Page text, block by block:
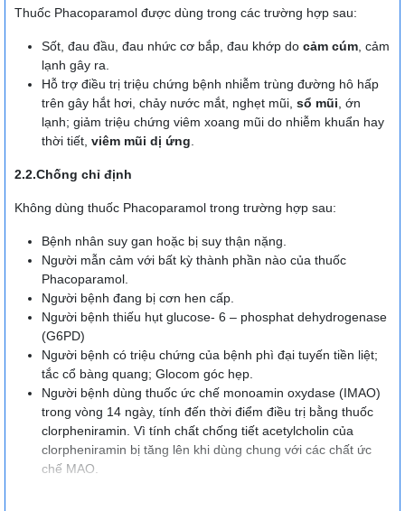
Thuốc Phacoparamol được dùng trong các trường hợp sau:
Sốt, đau đầu, đau nhức cơ bắp, đau khớp do cảm cúm, cảm
lạnh gây ra.
Hỗ trợ điều trị triệu chứng bệnh nhiễm trùng đường hô hấp
trên gây hắt hơi, chảy nước mắt, nghẹt mũi, sổ mũi, ớn
lạnh; giảm triệu chứng viêm xoang mũi do nhiễm khuẩn hay
thời tiết, viêm mũi dị ứng.
2.2.Chống chỉ định
Không dùng thuốc Phacoparamol trong trường hợp sau:
Bệnh nhân suy gan hoặc bị suy thận nặng.
Người mẫn cảm với bất kỳ thành phần nào của thuốc
Phacoparamol.
Người bệnh đang bị cơn hen cấp.
Người bệnh thiếu hụt glucose- 6 – phosphat dehydrogenase
(G6PD)
Người bệnh có triệu chứng của bệnh phì đại tuyến tiền liệt;
tắc cổ bàng quang; Glocom góc hẹp.
Người bệnh dùng thuốc ức chế monoamin oxydase (IMAO)
trong vòng 14 ngày, tính đến thời điểm điều trị bằng thuốc
clorpheniramin. Vì tính chất chống tiết acetylcholin của
clorpheniramin bị tăng lên khi dùng chung với các chất ức
chế MAO.